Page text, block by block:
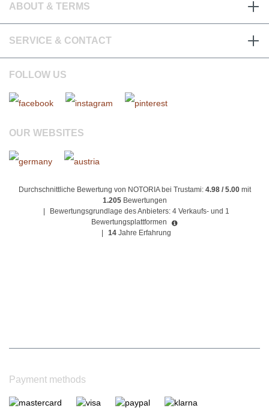
ABOUT & TERMS
SERVICE & CONTACT
FOLLOW US
OUR WEBSITES
Durchschnittliche Bewertung von NOTORIA bei Trustami: 4.98 / 5.00mit
1.205 Bewertungen
Bewertungsgrundlage des Anbieters: 4 Verkaufs- und 1
Bewertungsplattformen
14 Jahre Erfahrung
Payment methods